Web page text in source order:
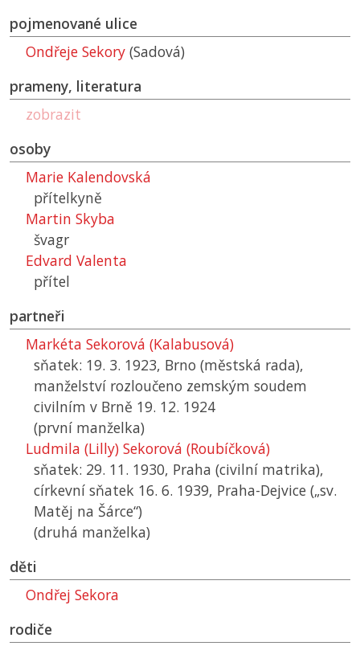
pojmenované ulice
Ondřeje Sekory (Sadová)
prameny, literatura
zobrazit
osoby
Marie Kalendovská
přítelkyně
Martin Skyba
švagr
Edvard Valenta
přítel
partneři
Markéta Sekorová (Kalabusová)
sňatek: 19. 3. 1923, Brno (městská rada),
manželství rozloučeno zemským soudem
civilním v Brně 19. 12. 1924
(první manželka)
Ludmila (Lilly) Sekorová (Roubíčková)
sňatek: 29. 11. 1930, Praha (civilní matrika),
církevní sňatek 16. 6. 1939, Praha-Dejvice („sv.
Matěj na Šárce“)
(druhá manželka)
děti
Ondřej Sekora
rodiče